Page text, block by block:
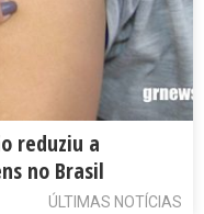
reduziu a
no Brasil
ÚLTIMAS NOTÍCIAS